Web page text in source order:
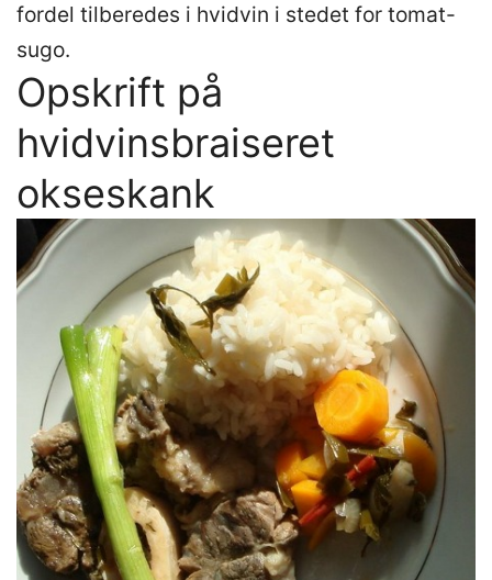
fordel tilberedes i hvidvin i stedet for tomat-
sugo.
Opskrift på
hvidvinsbraiseret
okseskank